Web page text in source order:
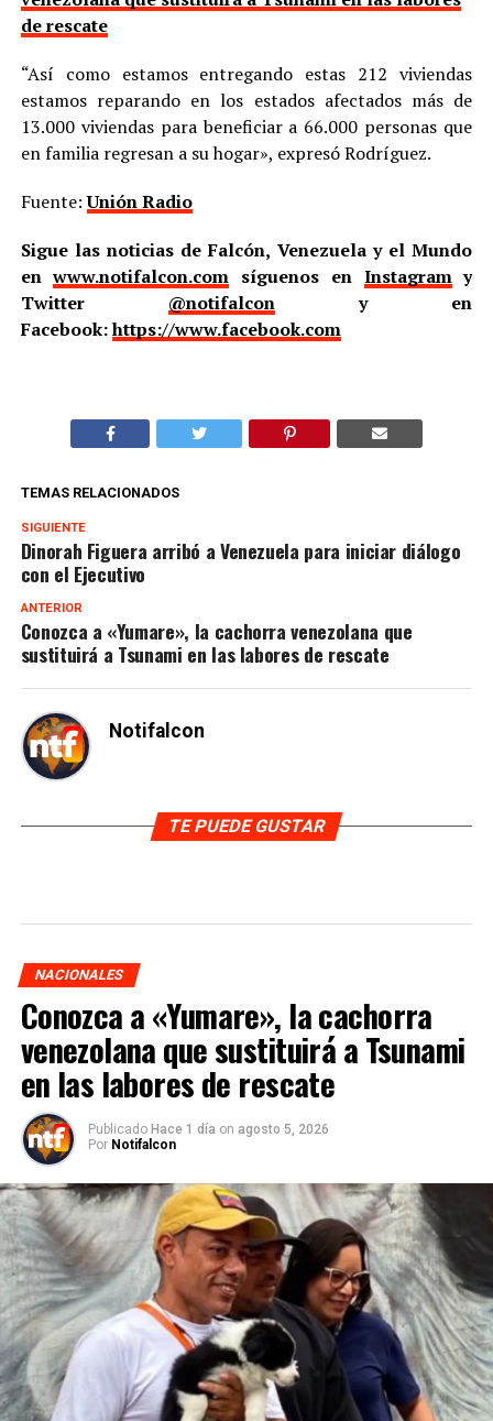
de rescate
“Así como estamos entregando estas 212 viviendas
estamos reparando en los estados afectados más de
13.000 viviendas para beneficiar a 66.000 personas que
en familia regresan a su hogar», expresó Rodríguez.
Fuente:Unión Radio
Sigue las noticias de Falcón, Venezuela y el Mundo
enwww.notifalcon.com síguenos en Instagramy
Twitter @notifalcony en
Facebook:https://www.facebook.com
TEMAS RELACIONADOS
SIGUIENTE
Dinorah Figuera arribó a Venezuela para iniciar diálogo
con el Ejecutivo
ANTERIOR
Conozca a «Yumare», la cachorra venezolana que
sustituirá a Tsunami en las labores de rescate
Notifalcon
TE PUEDE GUSTAR
NACIONALES
Conozca a «Yumare», la cachorra
venezolana que sustituirá a Tsunami
en las labores de rescate
Publicado Hace 1 día on agosto 5, 2026
Por Notifalcon